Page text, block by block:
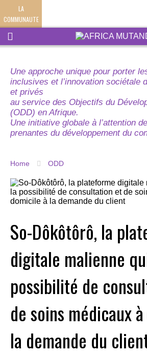
LA
COMMUNAUTE
Une approche unique pour porter
inclusives et l’innovation sociétale
et privés
au service des Objectifs du
(ODD) en Afrique.
Une initiative globale à l’attention
prenantes du développement du
Home ODD
So-Dôkôtôrô, la
digitale malienne
possibilité de
de soins médicaux
la demande du